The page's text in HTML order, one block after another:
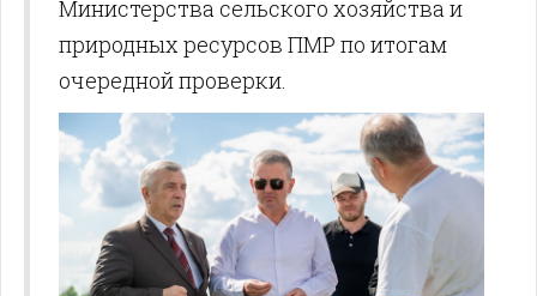
Министерства сельского хозяйства и
природных ресурсов ПМР по итогам
очередной проверки.